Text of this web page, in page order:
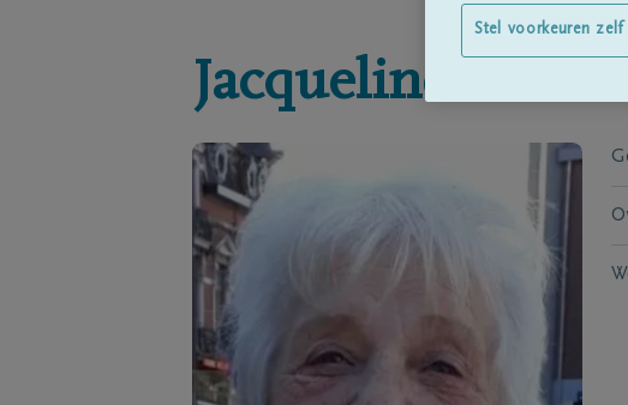
Jacqueline
Stel voorkeuren zelf